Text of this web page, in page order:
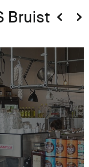
Bruist